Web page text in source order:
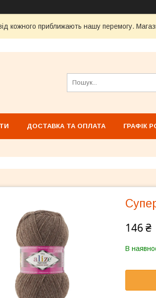
кожного приближають нашу перемогу.
ДОСТАВКА ТА ОПЛАТА ГРАФІК
146 ₴
В